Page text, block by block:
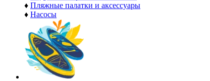
♦ Пляжные палатки и аксессуары
♦ Насосы